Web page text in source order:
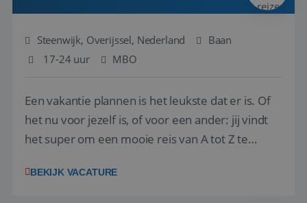
Steenwijk, Overijssel, Nederland
Baan
17-24 uur
MBO
Een vakantie plannen is het leukste dat er is. Of
het nu voor jezelf is, of voor een ander: jij vindt
het super om een mooie reis van A tot Z te
vakantiegangers de meest prachtige plekjes op
BEKIJK VACATURE